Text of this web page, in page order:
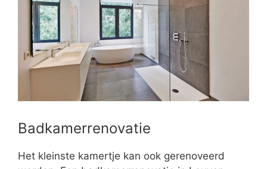
Badkamerrenovatie
Het kleinste kamertje kan ook gerenoveerd